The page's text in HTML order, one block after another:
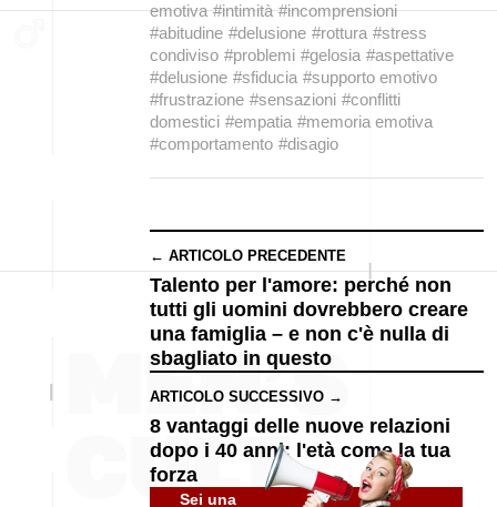
emotiva #intimità #incomprensioni
#abitudine #delusione #rottura #stress
condiviso #problemi #gelosia #aspettative
#delusione #sfiducia #supporto emotivo
#frustrazione #sensazioni #conflitti
domestici #empatia #memoria emotiva
#comportamento #disagio
← ARTICOLO PRECEDENTE
Talento per l'amore: perché non
tutti gli uomini dovrebbero creare
una famiglia – e non c'è nulla di
sbagliato in questo
ARTICOLO SUCCESSIVO →
8 vantaggi delle nuove relazioni
dopo i 40 anni: l'età come la tua
forza
Sei una